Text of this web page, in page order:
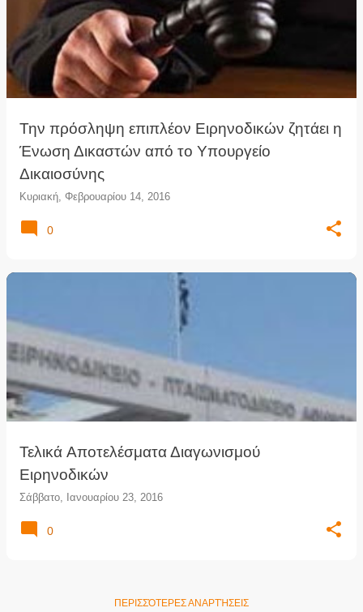
Την πρόσληψη επιπλέον Ειρηνοδικών ζητάει η
Ένωση Δικαστών από το Υπουργείο
Δικαιοσύνης
Κυριακή, Φεβρουαρίου 14, 2016
0
Τελικά Aποτελέσματα Διαγωνισμού
Ειρηνοδικών
Σάββατο, Ιανουαρίου 23, 2016
0
ΠΕΡΙΣΣΌΤΕΡΕΣ ΑΝΑΡΤΉΣΕΙΣ